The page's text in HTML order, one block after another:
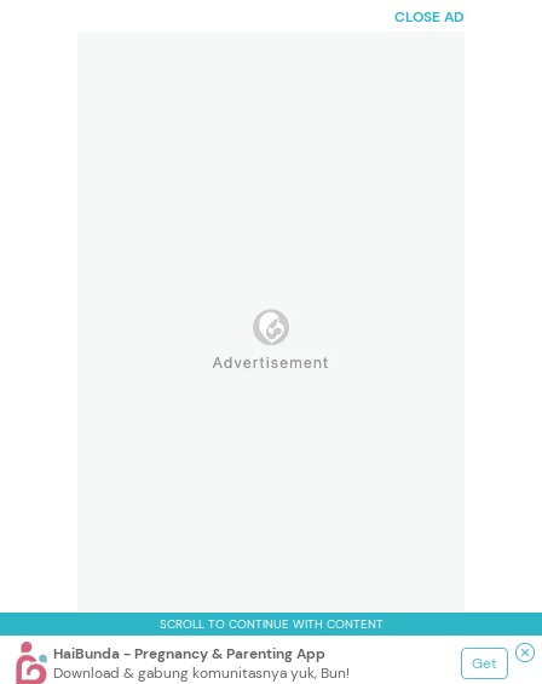
CLOSE AD
SCROLL TO CONTINUE WITH CONTENT
HaiBunda - Pregnancy & Parenting App
Download & gabung komunitasnya yuk, Bun!
Get